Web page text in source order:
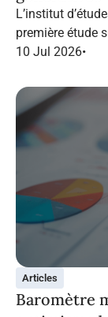
L’institut
première étude
dans le
10 Jul 2026•
Articles
Baromètre